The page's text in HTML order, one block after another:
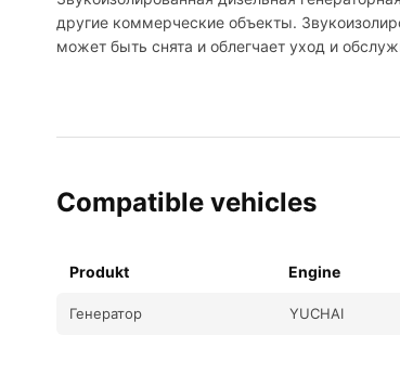
другие коммерческие объекты.
может быть снята и облегчает уход и
Compatible vehicles
Produkt Engine
Генератор YUCHAI